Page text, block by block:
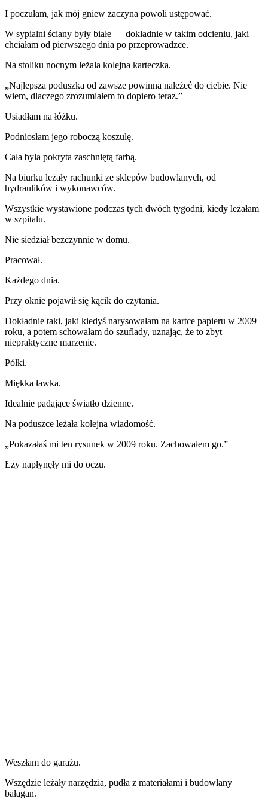
I poczułam, jak mój gniew zaczyna powoli ustępować.
W sypialni ściany były białe — dokładnie w takim odcieniu, jaki
chciałam od pierwszego dnia po przeprowadzce.
Na stoliku nocnym leżała kolejna karteczka.
„Najlepsza poduszka od zawsze powinna należeć do ciebie. Nie
wiem, dlaczego zrozumiałem to dopiero teraz.”
Usiadłam na łóżku.
Podniosłam jego roboczą koszulę.
Cała była pokryta zaschniętą farbą.
Na biurku leżały rachunki ze sklepów budowlanych, od
hydraulików i wykonawców.
Wszystkie wystawione podczas tych dwóch tygodni, kiedy leżałam
w szpitalu.
Nie siedział bezczynnie w domu.
Pracował.
Każdego dnia.
Przy oknie pojawił się kącik do czytania.
Dokładnie taki, jaki kiedyś narysowałam na kartce papieru w 2009
roku, a potem schowałam do szuflady, uznając, że to zbyt
niepraktyczne marzenie.
Półki.
Miękka ławka.
Idealnie padające światło dzienne.
Na poduszce leżała kolejna wiadomość.
„Pokazałaś mi ten rysunek w 2009 roku. Zachowałem go.”
Łzy napłynęły mi do oczu.
Weszłam do garażu.
Wszędzie leżały narzędzia, pudła z materiałami i budowlany
bałagan.